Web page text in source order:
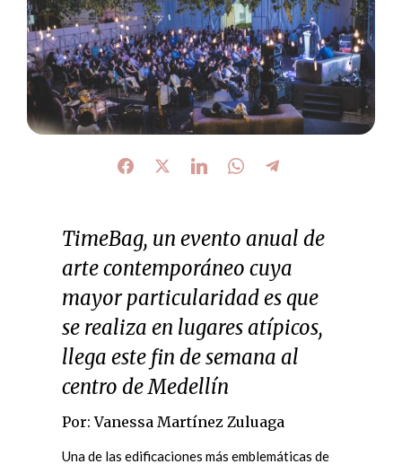
TimeBag, un evento anual de
arte contemporáneo cuya
mayor particularidad es que
se realiza en lugares atípicos,
llega este fin de semana al
centro de Medellín
Por: Vanessa Martínez Zuluaga
Una de las edificaciones más emblemáticas de